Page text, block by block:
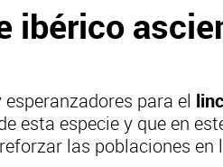
ibérico
para el
esta especie y que en
las poblaciones en